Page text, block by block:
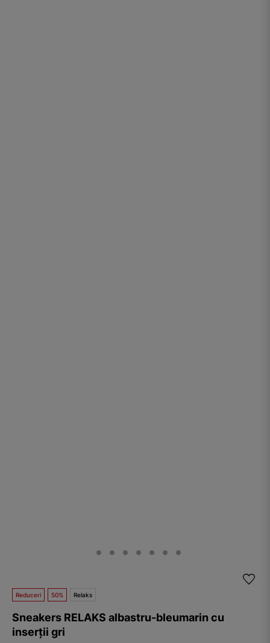
Reduceri 50% Relaks
Sneakers RELAKS albastru-bleumarin cu
inserții gri